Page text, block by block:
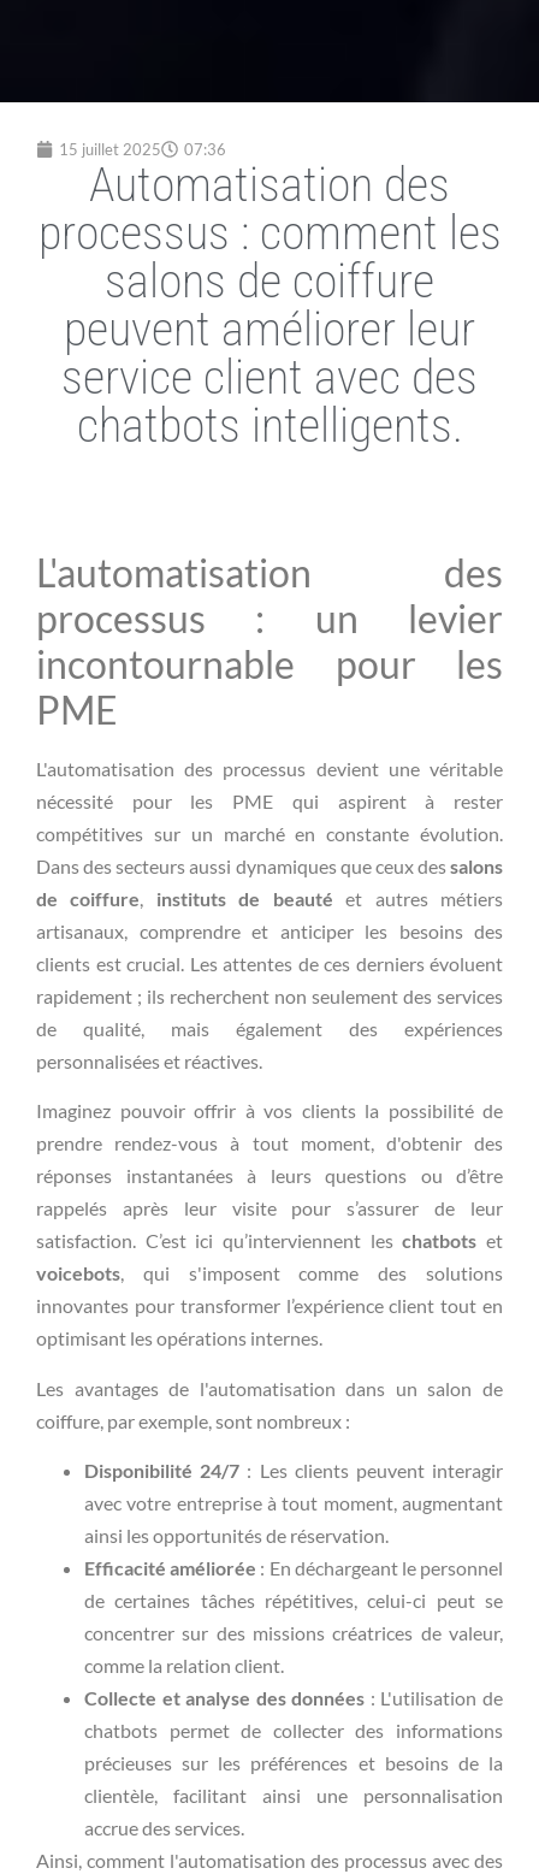
15 juillet 2025 07:36
Automatisation des
processus : comment les
salons de coiffure
peuvent améliorer leur
service client avec des
chatbots intelligents.
L'automatisation des
processus : un levier
incontournable pour les
PME
L'automatisation des processus devient une véritable
nécessité pour les PME qui aspirent à rester
compétitives sur un marché en constante évolution.
Dans des secteurs aussi dynamiques que ceux dessalons
de coiffure, instituts de beauté et autres métiers
artisanaux, comprendre et anticiper les besoins des
clients est crucial. Les attentes de ces derniers évoluent
rapidement ; ils recherchent non seulement des services
de qualité, mais également des expériences
personnalisées et réactives.
Imaginez pouvoir offrir à vos clients la possibilité de
prendre rendez-vous à tout moment, d'obtenir des
réponses instantanées à leurs questions ou d’être
rappelés après leur visite pour s’assurer de leur
satisfaction. C’est ici qu’interviennent leschatbots et
voicebots, qui s'imposent comme des solutions
innovantes pour transformer l’expérience client tout en
optimisant les opérations internes.
Les avantages de l'automatisation dans un salon de
coiffure, par exemple, sont nombreux :
Disponibilité 24/7 : Les clients peuvent interagir
avec votre entreprise à tout moment, augmentant
ainsi les opportunités de réservation.
Efficacité améliorée : En déchargeant le personnel
de certaines tâches répétitives, celui-ci peut se
concentrer sur des missions créatrices de valeur,
comme la relation client.
Collecte et analyse des données : L'utilisation de
chatbots permet de collecter des informations
précieuses sur les préférences et besoins de la
clientèle, facilitant ainsi une personnalisation
accrue des services.
Ainsi, comment l'automatisation des processus avec des